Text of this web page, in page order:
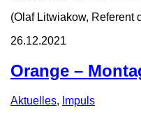
(Olaf Litwiakow, Referent
26.12.2021
Orange –
Aktuelles, Impuls